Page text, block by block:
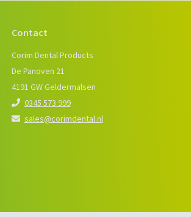
Contact
Corim Dental Products
De Panoven 21
4191 GW Geldermalsen
0345 573 999
sales@corimdental.nl